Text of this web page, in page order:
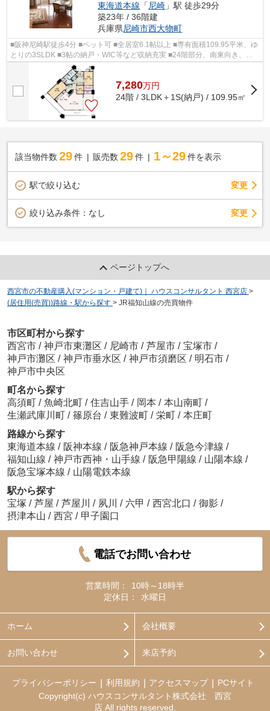
東海道本線 「 尼崎 」駅 徒歩29分
築23年 / 36階建
兵庫県尼崎市西大物町
■阪神尼崎駅徒歩4分 ■ペット可 ■全居室6.1帖以上 ■専有面積109.95平米、ゆ
とりの3SLDK ■3帖の納戸・WIC等など収納充実 ■24階部分、南東向き、陽
当たり・眺望良好 ■３部屋に面した26.12...
7,280万円
24階 / 3LDK＋1S(納戸) / 109.95㎡
該当物件数 29件 販売数 29 件 1～29 件を表示
駅で絞り込む 変更
絞り込み条件： なし 変更
ページトップへ
西宮市の不動産購入(マンション・戸建て)｜ ハウスコンサルタント 西宮店 >
(居住用(売買))路線・駅から探す > JR福知山線の売買物件
市区町村から探す
西宮市 / 神戸市東灘区 / 尼崎市 / 芦屋市 / 宝塚市 /
神戸市灘区 / 神戸市垂水区 / 神戸市須磨区 / 明石市 /
神戸市中央区
町名から探す
高須町 / 魚崎北町 / 住吉山手 / 岡本 / 本山南町 /
生瀬武庫川町 / 篠原台 / 東難波町 / 栄町 / 本庄町
路線から探す
東海道本線 / 阪神本線 / 阪急神戸本線 / 阪急今津線 /
福知山線 / 神戸市西神・山手線 / 阪急甲陽線 / 山陽本線 /
阪急宝塚本線 / 山陽電鉄本線
駅から探す
宝塚 / 芦屋 / 芦屋川 / 夙川 / 六甲 / 西宮北口 / 御影 /
摂津本山 / 西宮 / 甲子園口
電話でお問い合わせ
営業時間：
10時～18時半
定休日：
水曜日
ホーム 会社概要
お問い合わせ 来店予約
プライバシーポリシー 利用規約 アクセスマップ
PCサイト
Copyright(c) ハウスコンサルタント株式会社 西宮
店 All rights reserved.